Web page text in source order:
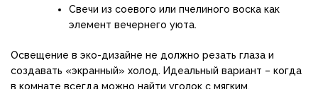
Свечи из соевого или пчелиного воска как
элемент вечернего уюта.
Освещение в эко-дизайне не должно резать глаза и
создавать «экранный» холод. Идеальный вариант – когда
в комнате всегда можно найти уголок с мягким,